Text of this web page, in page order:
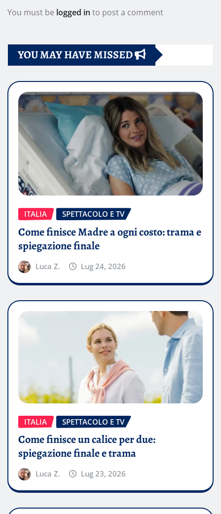
You must be logged in to post a comment
YOU MAY HAVE MISSED
ITALIA SPETTACOLO E TV
Come finisce Madre a ogni costo: trama e
spiegazione finale
Luca Z. Lug 24, 2026
ITALIA SPETTACOLO E TV
Come finisce un calice per due:
spiegazione finale e trama
Luca Z. Lug 23, 2026